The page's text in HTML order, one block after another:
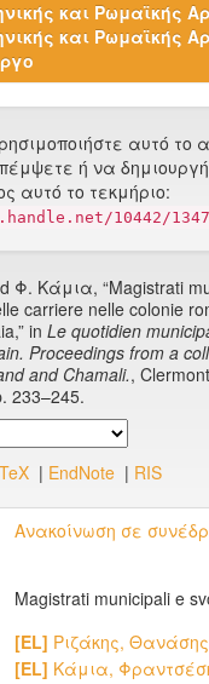
και Ρωμαϊκής
και Ρωμαϊκής
αυτό το
ή να
αυτό το τεκμήριο:
10442/
Φ. Κάμια, “Magistrati
carriere nelle colonie
in Le quotidien
Proceedings from a
and Chamali.,
233–245.
| EndNote | RIS
Ανακοίνωση σε
Magistrati municipali e
[EL] Ριζάκης, Θανάσης
[EL] Κάμια,